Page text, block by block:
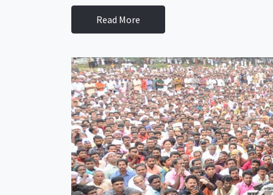
Read More